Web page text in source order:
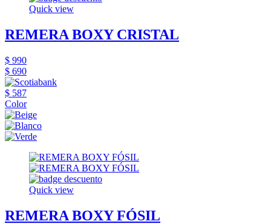
Quick view
REMERA BOXY CRISTAL
$ 990
$ 690
$ 587
Color
Quick view
REMERA BOXY FÓSIL